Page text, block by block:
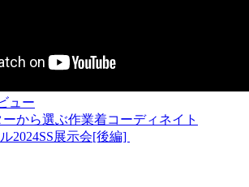
ュー
ーから選ぶ作業着コーディネイト
2024SS展示会[後編]